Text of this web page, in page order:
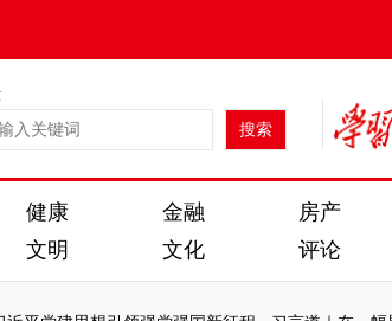
健康 金融 房产
文明 文化 评论